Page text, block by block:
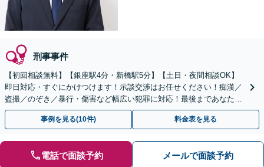
刑事事件
【初回相談無料】【銀座駅4分・新橋駅5分】【土日・夜間相談OK】
即日対応・すぐにかけつけます！示談交渉はお任せください！痴漢／
盗撮／のぞき／暴行・傷害など幅広い犯罪に対応！最後まであなたの
味方です。
事例を見る(10件) 料金表を見る
電話で面談予約 メールで面談予約